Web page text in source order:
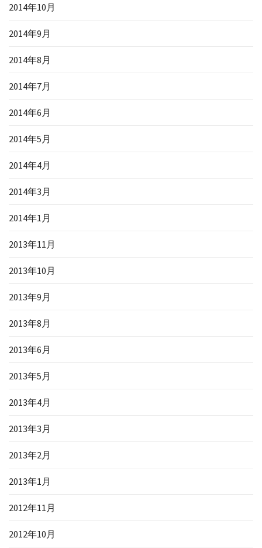
2014年10月
2014年9月
2014年8月
2014年7月
2014年6月
2014年5月
2014年4月
2014年3月
2014年1月
2013年11月
2013年10月
2013年9月
2013年8月
2013年6月
2013年5月
2013年4月
2013年3月
2013年2月
2013年1月
2012年11月
2012年10月